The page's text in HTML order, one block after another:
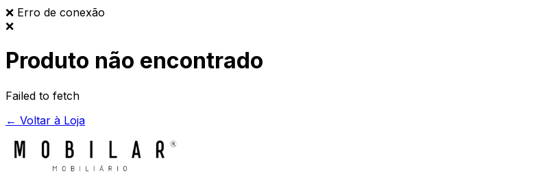
❌ Erro de conexão
❌
Produto não encontrado
Failed to fetch
← Voltar à Loja